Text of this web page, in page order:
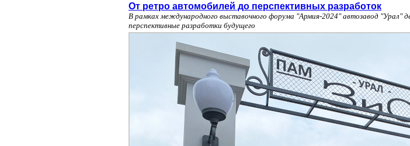
От ретро автомобилей до перспективных разработок
В рамках международного выставочного форума "Армия-2024" автозавод "Урал"
перспективные разработки будущего